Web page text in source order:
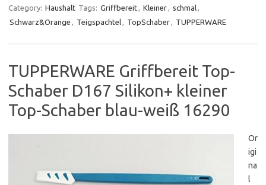
Category: Haushalt Tags: Griffbereit, Kleiner, schmal,
Schwarz&Orange , Teigspachtel, TopSchaber, TUPPERWARE
TUPPERWARE Griffbereit Top-
Schaber D167 Silikon+ kleiner
Top-Schaber blau-weiß 16290
Or
igi
na
l